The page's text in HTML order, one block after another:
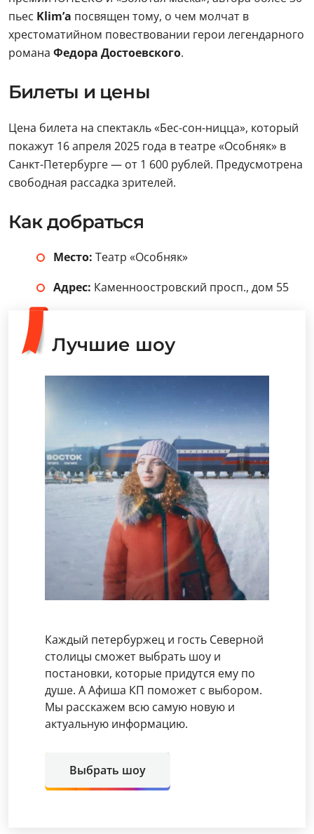
пьес Klim’a посвящен тому, о чем молчат в
хрестоматийном повествовании герои легендарного
романа Федора Достоевского.
Билеты и цены
Цена билета на спектакль «Бес-сон-ницца», который
покажут 16 апреля 2025 года в театре «Особняк» в
Санкт-Петербурге — от 1 600 рублей. Предусмотрена
свободная рассадка зрителей.
Как добраться
Место: Театр «Особняк»
Адрес: Каменноостровский просп., дом 55
Лучшие шоу
Каждый петербуржец и гость Северной
столицы сможет выбрать шоу и
постановки, которые придутся ему по
душе. А Афиша КП поможет с выбором.
Мы расскажем всю самую новую и
актуальную информацию.
Выбрать шоу